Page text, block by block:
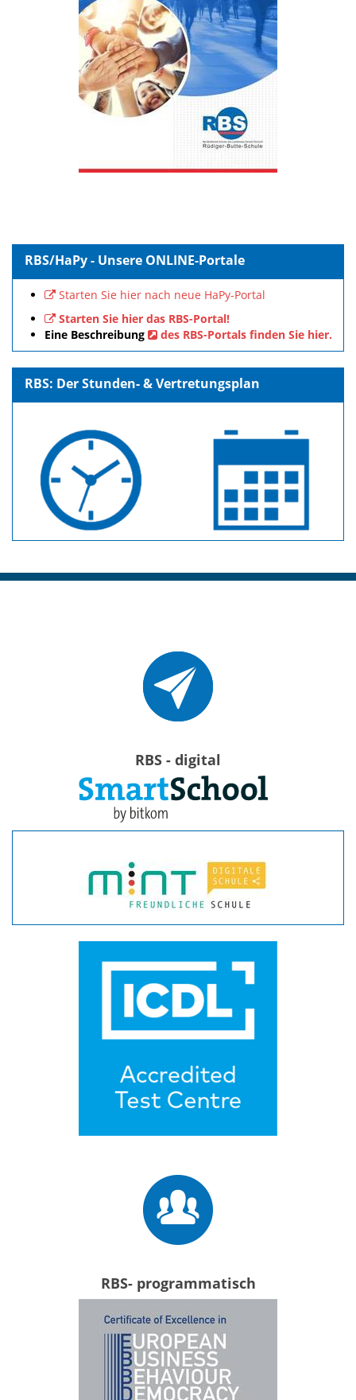
RBS/HaPy - Unsere ONLINE-Portale
Starten Sie hier nach neue HaPy-Portal
Starten Sie hier das RBS-Portal!
Eine Beschreibung
des RBS-Portals finden Sie hier.
RBS: Der Stunden- & Vertretungsplan
RBS - digital
RBS- programmatisch